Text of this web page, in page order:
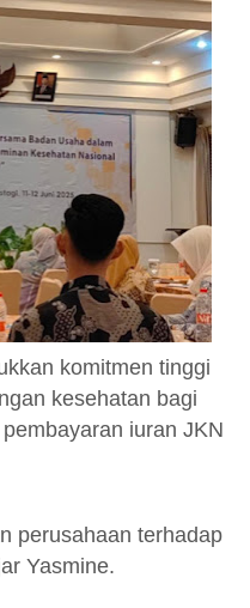
komitmen tinggi
kesehatan bagi
iuran JKN
perusahaan terhadap
Yasmine.